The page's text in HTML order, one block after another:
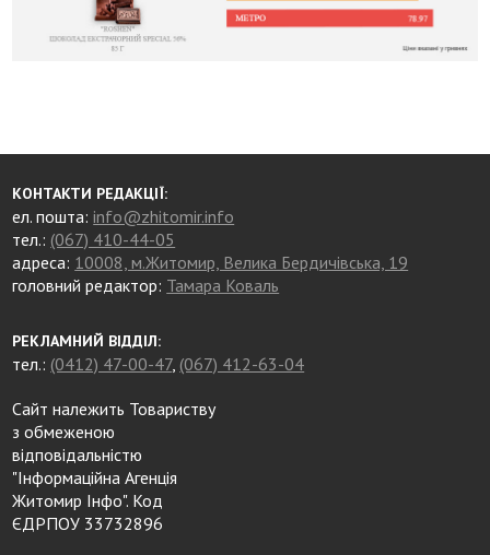
КОНТАКТИ РЕДАКЦІЇ:
ел. пошта:info@zhitomir.info
тел.: (067) 410-44-05
адреса: 10008, м.Житомир, Велика Бердичівська, 19
головний редактор: Тамара Коваль
РЕКЛАМНИЙ ВІДДІЛ:
тел.: (0412) 47-00-47, (067) 412-63-04
Сайт належить Товариству
з обмеженою
відповідальністю
"Інформаційна Агенція
Житомир Інфо". Код
ЄДРПОУ 33732896